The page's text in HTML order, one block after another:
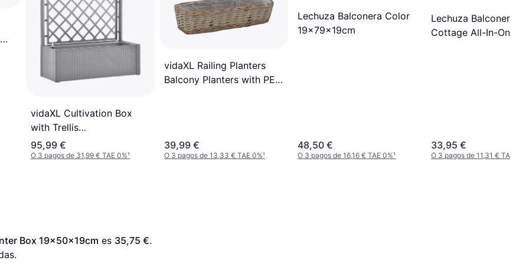
vidaXL Cultivation Box
with Trellis
43x100x142cm
95,99 €
O 3 pagos de 31,99 € TAE 0%¹
vidaXL Railing Planters
Balcony Planters with PE
39,99 €
O 3 pagos de 13,33 € TAE 0%¹
Lechuza Balconera Color
19x79x19cm
48,50 €
O 3 pagos de 16,16 € TAE 0%¹
Lechuza Balconera
Cottage All-In-One
33,95 €
O 3 pagos de 11,31 € TAE 0%
Box 19x50x19cm es 35,75 €.